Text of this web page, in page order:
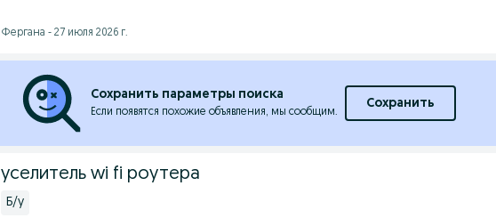
Фергана - 27 июля 2026 г.
Сохранить параметры поиска
Если появятся похожие объявления, мы сообщим.
Сохранить
уселитель wi fi роутера
Б/у